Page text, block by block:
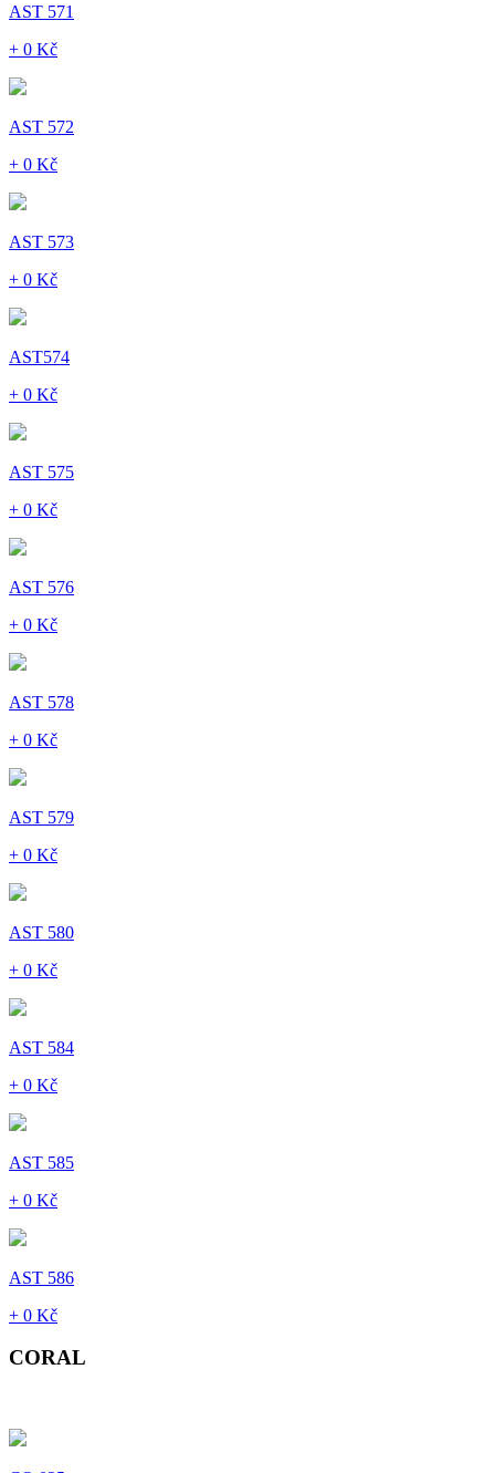
AST 571
+ 0 Kč
AST 572
+ 0 Kč
AST 573
+ 0 Kč
AST574
+ 0 Kč
AST 575
+ 0 Kč
AST 576
+ 0 Kč
AST 578
+ 0 Kč
AST 579
+ 0 Kč
AST 580
+ 0 Kč
AST 584
+ 0 Kč
AST 585
+ 0 Kč
AST 586
+ 0 Kč
CORAL